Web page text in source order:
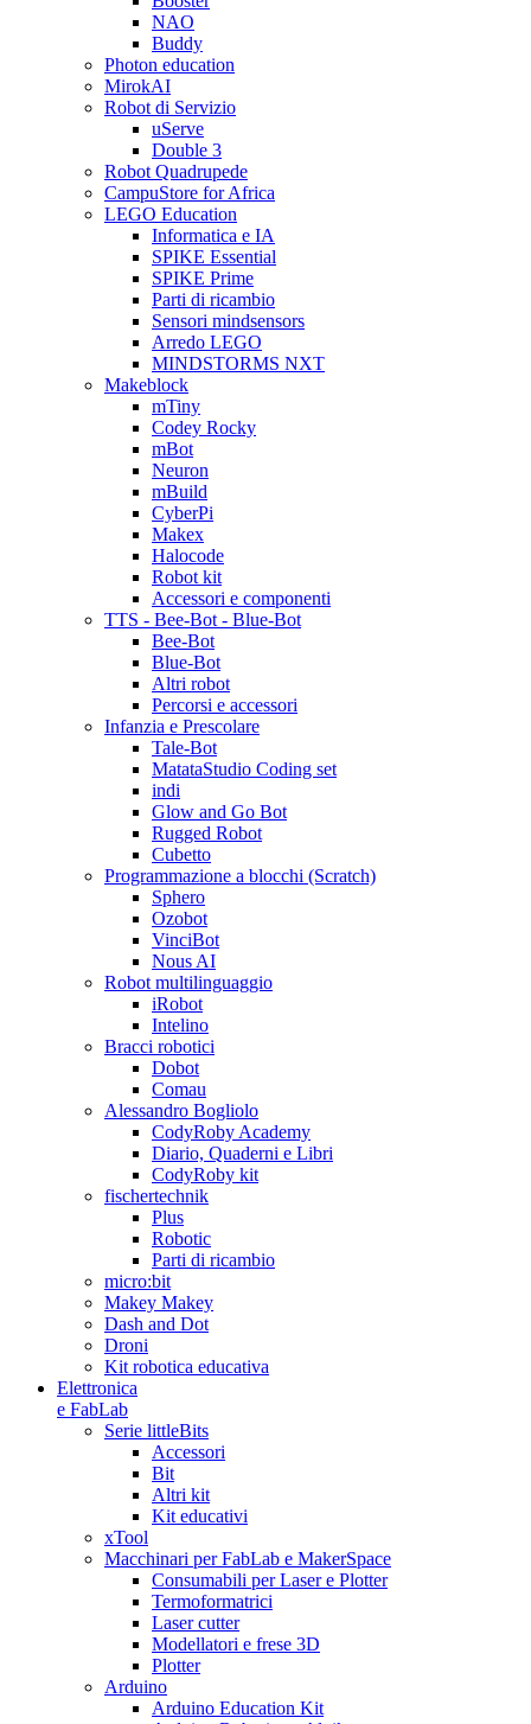
NAO
Buddy
Photon education
MirokAI
Robot di Servizio
uServe
Double 3
Robot Quadrupede
CampuStore for Africa
LEGO Education
Informatica e IA
SPIKE Essential
SPIKE Prime
Parti di ricambio
Sensori mindsensors
Arredo LEGO
MINDSTORMS NXT
Makeblock
mTiny
Codey Rocky
mBot
Neuron
mBuild
CyberPi
Makex
Halocode
Robot kit
Accessori e componenti
TTS - Bee-Bot - Blue-Bot
Bee-Bot
Blue-Bot
Altri robot
Percorsi e accessori
Infanzia e Prescolare
Tale-Bot
MatataStudio Coding set
indi
Glow and Go Bot
Rugged Robot
Cubetto
Programmazione a blocchi (Scratch)
Sphero
Ozobot
VinciBot
Nous AI
Robot multilinguaggio
iRobot
Intelino
Bracci robotici
Dobot
Comau
Alessandro Bogliolo
CodyRoby Academy
Diario, Quaderni e Libri
CodyRoby kit
fischertechnik
Plus
Robotic
Parti di ricambio
micro:bit
Makey Makey
Dash and Dot
Droni
Kit robotica educativa
Elettronica
e FabLab
Serie littleBits
Accessori
Bit
Altri kit
Kit educativi
xTool
Macchinari per FabLab e MakerSpace
Consumabili per Laser e Plotter
Termoformatrici
Laser cutter
Modellatori e frese 3D
Plotter
Arduino
Arduino Education Kit